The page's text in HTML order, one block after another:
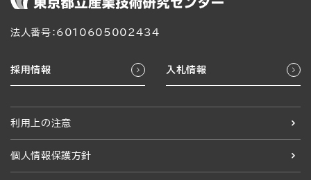
法人番号：6010605002434
採用情報 入札情報
利用上の注意
個人情報保護方針